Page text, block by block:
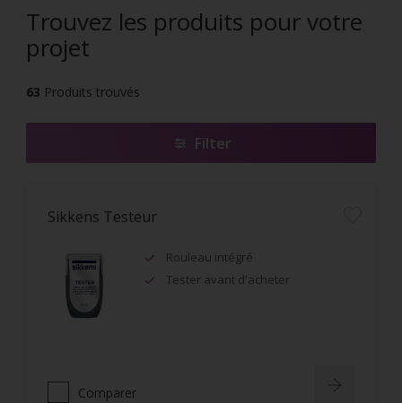
Trouvez les produits pour votre
projet
63 Produits trouvés
Filter
Sikkens Testeur
Rouleau intégré
Tester avant d'acheter
Comparer